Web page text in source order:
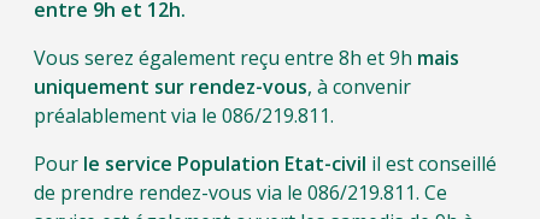
entre 9h et 12h.
Vous serez également reçu entre 8h et 9h mais
uniquement sur rendez-vous, à convenir
préalablement via le 086/219.811.
Pour le service Population Etat-civil il est conseillé
de prendre rendez-vous via le 086/219.811. Ce